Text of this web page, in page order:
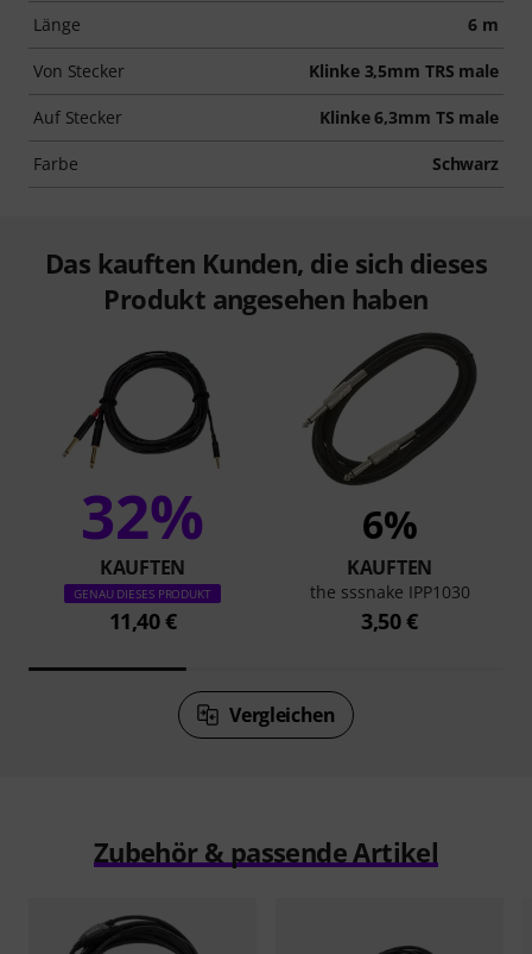
Länge 6 m
Von Stecker Klinke 3,5mm TRS male
Auf Stecker Klinke 6,3mm TS male
Farbe Schwarz
Das kauften Kunden, die sich dieses
Produkt angesehen haben
32%
KAUFTEN
GENAU DIESES PRODUKT
11,40 €
6%
KAUFTEN
the sssnake IPP1030
3,50 €
Vergleichen
Zubehör & passende Artikel